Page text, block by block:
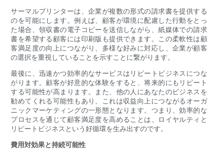
サーマルプリンターは、企業が複数の形式の請求書を提供する
のを可能にします。例えば、顧客が環境に配慮した行動をとっ
た場合、領収書の電子コピーを送信しながら、紙媒体での請求
書を希望する顧客には印刷版も提供できます。この柔軟性は顧
客満足度の向上につながり、多様な好みに対応し、企業が顧客
の選択を重視していることを示すことに繋がります。
最後に、迅速かつ効率的なサービスはリピートビジネスにつな
がります。顧客が好意的な体験をすると、将来的にもリピート
する可能性が高まります。また、他の人にあなたのビジネスを
勧めてくれる可能性もあり、これは収益向上につながるオーガ
ニックマーケティングの一形態となります。つまり、効率的な
プロセスを通じて顧客満足度を高めることは、ロイヤルティと
リピートビジネスという好循環を生み出すのです。
費用対効果と持続可能性